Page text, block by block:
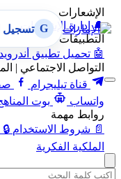
الإشعارات
🔔 إدارة الإشعارات
التطبيقات
🤖 تحميل تطبيق أندرويد
التواصل الاجتماعي |
قناة تيليجرام
واتساب
بوت
روابط مهمة
📄 شروط الاستخدام 🔒
الملكية الفكرية
G تسجيل